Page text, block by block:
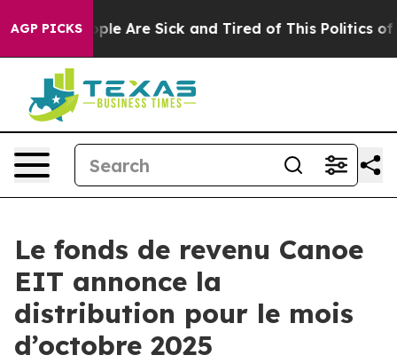
AGP PICKS
“People Are Sick and Tired of This Politics of
Le fonds de revenu Canoe
EIT annonce la
distribution pour le mois
d’octobre 2025